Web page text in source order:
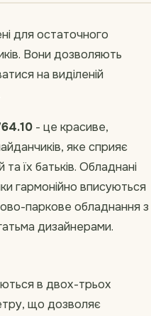
для остаточного
Вони дозволяють
на виділеній
- це красиве,
яке сприяє
їх батьків. Обладнані
гармонійно вписуються
паркове обладнання з
дизайнерами.
в двох-трьох
що дозволяє